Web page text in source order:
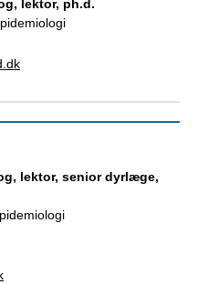
lektor, ph.d.
lektor, senior dyrlæge,